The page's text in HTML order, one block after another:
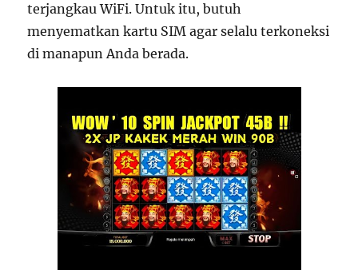
terjangkau WiFi. Untuk itu, butuh
menyematkan kartu SIM agar selalu terkoneksi
di manapun Anda berada.